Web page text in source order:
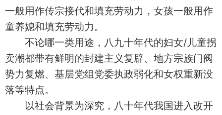
一般用作传宗接代和填充劳动力，女孩一般用作
童养媳和填充劳动力。
不论哪一类用途，八九十年代的妇女/儿童拐
卖潮都带有鲜明的封建主义复辟、地方宗族门阀
势力复燃、基层党组党委执政弱化和女权重新没
落等特点。
以社会背景为深究，八十年代我国进入改开